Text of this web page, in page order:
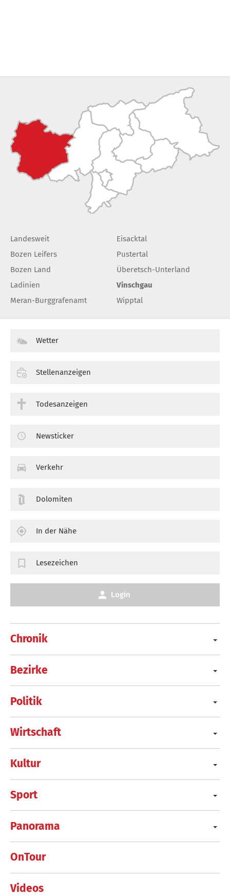
Landesweit
Bozen Leifers
Bozen Land
Ladinien
Meran-Burggrafenamt
Eisacktal
Pustertal
Überetsch-Unterland
Vinschgau
Wipptal
Chronik
Bezirke
Politik
Wirtschaft
Kultur
Sport
Panorama
OnTour
Videos
Wetter
Stellenanzeigen
Todesanzeigen
Newsticker
Verkehr
Dolomiten
In der Nähe
Lesezeichen
Login